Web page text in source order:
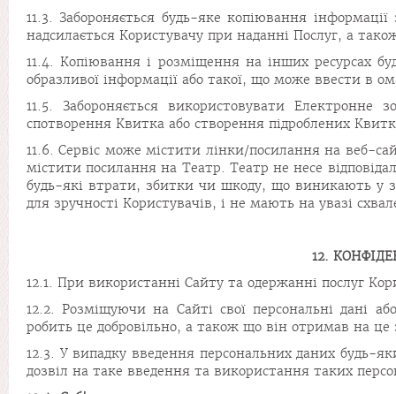
11.3. Забороняється будь-яке копіювання
надсилається Користувачу при наданні Послуг, а
11.4. Копіювання і розміщення на інших ресурсах
образливої інформації або такої, що може ввести в
11.5. Забороняється використовувати
спотворення Квитка або створення підроблених
11.6. Сервіс може містити лінки/посилання на веб-
містити посилання на Театр. Театр не несе
будь-які втрати, збитки чи шкоду, що виникають у
для зручності Користувачів, і не мають на увазі
12.
12.1. При використанні Сайту та одержанні послуг
12.2. Розміщуючи на Сайті свої персональні дані
робить це добровільно, а також що він отримав на це
12.3. У випадку введення персональних даних будь-
дозвіл на таке введення та використання таких